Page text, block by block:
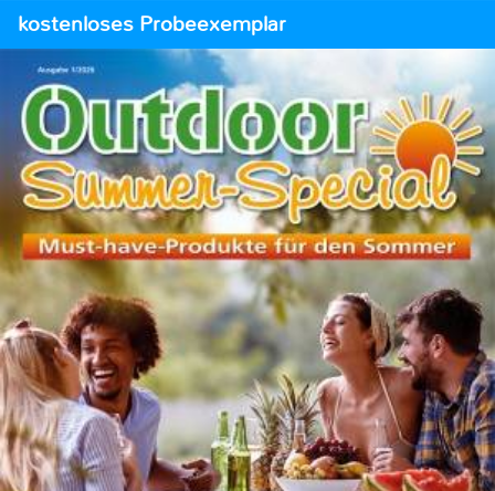
kostenloses Probeexemplar